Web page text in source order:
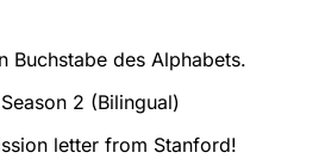
Buchstabe des Alphabets.
2 (Bilingual)
letter from Stanford!